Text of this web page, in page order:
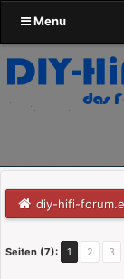
Menu
diy-hifi-
Seiten (7): 1 2 3